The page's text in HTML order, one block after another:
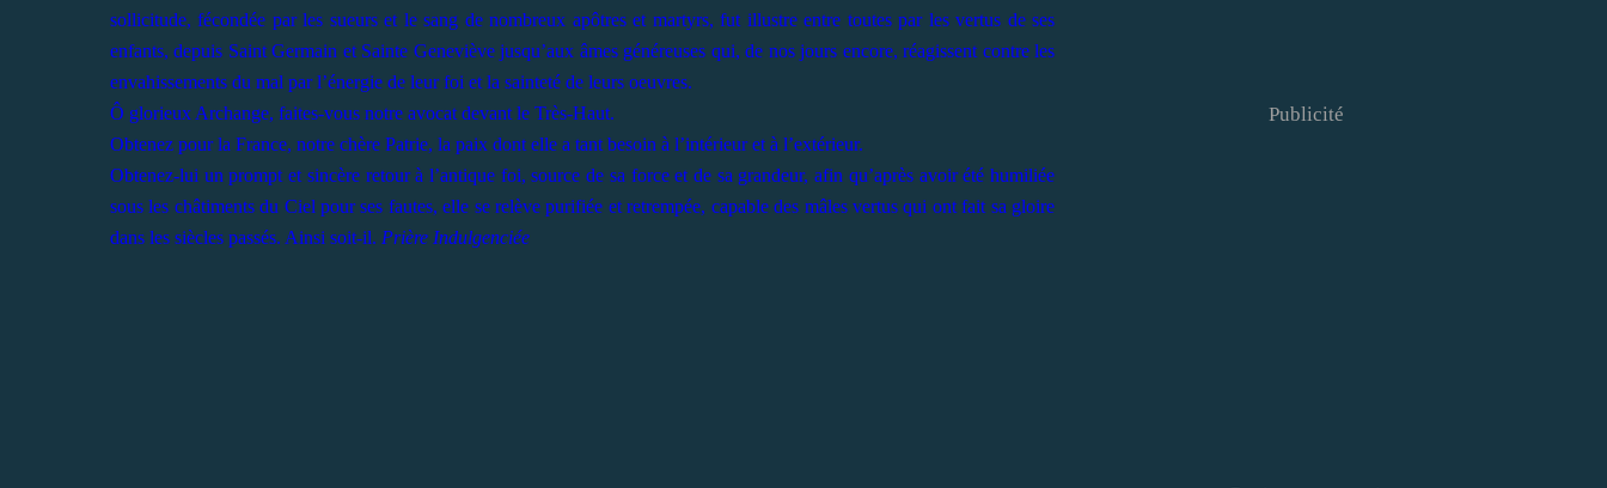
sollicitude, fécondée par les sueurs et le sang de nombreux apôtres et martyrs, fut illustre entre toutes par les vertus de ses
enfants, depuis Saint Germain et Sainte Geneviève jusqu’aux âmes généreuses qui, de nos jours encore, réagissent contre les
envahissements du mal par l’énergie de leur foi et la sainteté de leurs oeuvres.
Ô glorieux Archange, faites-vous notre avocat devant le Très-Haut.
Obtenez pour la France, notre chère Patrie, la paix dont elle a tant besoin à l’intérieur et à l’extérieur.
Obtenez-lui un prompt et sincère retour à l’antique foi, source de sa force et de sa grandeur, afin qu’après avoir été humiliée
sous les châtiments du Ciel pour ses fautes, elle se relève purifiée et retrempée, capable des mâles vertus qui ont fait sa gloire
dans les siècles passés. Ainsi soit-il. Prière Indulgenciée
Publicité